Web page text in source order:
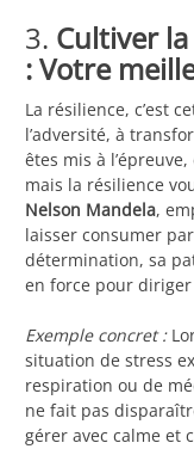
3. Cultiver
: Votre
La résilience, c’est
l’adversité, à
êtes mis à
mais la résilience
Nelson Mandela,
laisser consumer
détermination, sa
en force pour
Exemple concret :
situation de stress
respiration ou de
ne fait pas
gérer avec calme et